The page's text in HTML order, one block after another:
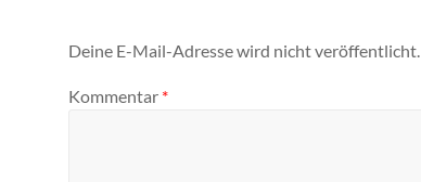
Deine E-Mail-Adresse wird nicht veröffentlicht.
Kommentar *